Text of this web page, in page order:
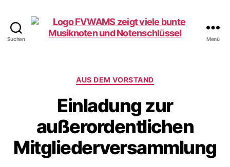
Suchen Menü
Kategorien
AUS DEM VORSTAND
Einladung zur
außerordentlichen
Mitgliederversammlung